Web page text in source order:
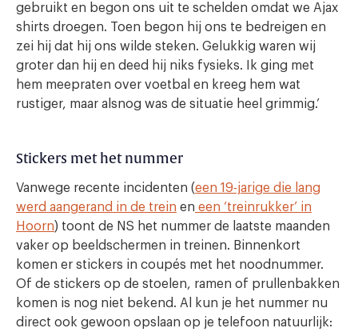
gebruikt en begon ons uit te schelden omdat we Ajax
shirts droegen. Toen begon hij ons te bedreigen en
zei hij dat hij ons wilde steken. Gelukkig waren wij
groter dan hij en deed hij niks fysieks. Ik ging met
hem meepraten over voetbal en kreeg hem wat
rustiger, maar alsnog was de situatie heel grimmig.’
Stickers met het nummer
Vanwege recente incidenten (een 19-jarige die lang
werd aangerand in de trein en een ‘treinrukker’ in
Hoorn) toont de NS het nummer de laatste maanden
vaker op beeldschermen in treinen. Binnenkort
komen er stickers in coupés met het noodnummer.
Of de stickers op de stoelen, ramen of prullenbakken
komen is nog niet bekend. Al kun je het nummer nu
direct ook gewoon opslaan op je telefoon natuurlijk: